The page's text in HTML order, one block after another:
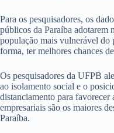
Para os pesquisadores, os
públicos da Paraíba adotarem
população mais vulnerável do
forma, ter melhores chances
Os pesquisadores da UFPB
ao isolamento social e o
distanciamento para favorecer
empresariais são os maiores
Paraíba.